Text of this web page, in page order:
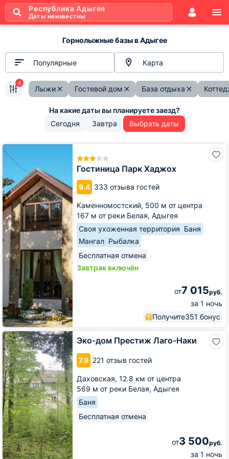
Республика Адыгея
Даты неизвестны
Горнолыжные базы в Адыгее
Популярные Карта
Лыжи Гостевой дом База отдыха
4
Сегодня Завтра Выбрать даты
Гостиница Парк Хаджох
9.4 333 отзыва гостей
Каменномостский, 500 м от центра
167 м от реки Белая, Адыгея
Своя ухоженная территория Баня
Мангал Рыбалка
Бесплатная отмена
Завтрак включён
от7 015руб.
за 1 ночь
Получите351 бонус
Гостиница
Парк
Хаджох
Эко-дом Престиж Лаго-Наки
7.9 221 отзыв гостей
Даховская, 12.8 км от центра
569 м от реки Белая, Адыгея
Баня
Бесплатная отмена
от3 500руб.
за 1 ночь
Эко-
дом
Престиж
Лаго-
Наки